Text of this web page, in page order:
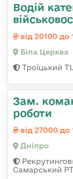
Водій
від 20100 до
Біла Церква
Троїцький
Зам.
роботи
від 27000 до
Дніпро
Самарський